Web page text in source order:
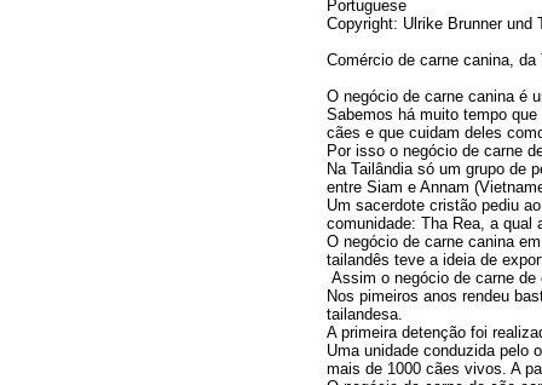
Portuguese
Copyright: Ulrike Brunner und
Comércio de carne canina,
O negócio de carne canina é
Sabemos há muito tempo
cães e que cuidam deles
Por isso o negócio de carne
Na Tailândia só um grupo de
entre Siam e Annam
Um sacerdote cristão pediu
comunidade: Tha Rea, a qual
O negócio de carne canina
tailandês teve a ideia de
Assim o negócio de carne
Nos pimeiros anos rendeu
tailandesa.
A primeira detenção foi
Uma unidade conduzida pelo
mais de 1000 cães vivos. A